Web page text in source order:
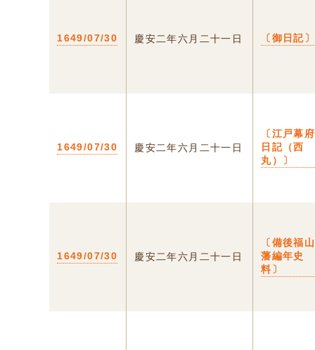
1649/07/30 慶安二年六月二十一日 〔御日記〕
1649/07/30 慶安二年六月二十一日
〔江戸幕府
日記（西
丸）〕
1649/07/30 慶安二年六月二十一日
〔備後福山
藩編年史
料〕